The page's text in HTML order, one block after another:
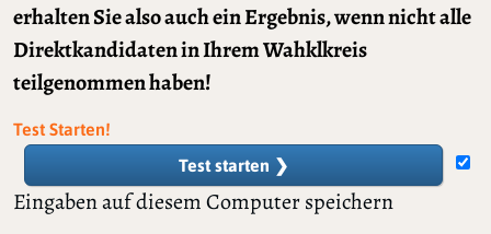
erhalten Sie also auch ein Ergebnis, wenn nicht alle
Direktkandidaten in Ihrem Wahklkreis
teilgenommen haben!
Test Starten!
Test starten ❯
Eingaben auf diesem Computer speichern